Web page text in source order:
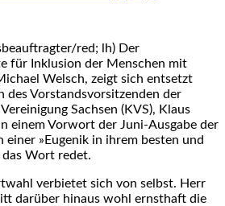
red; lh) Der
für Inklusion der Menschen mit
Welsch, zeigt sich entsetzt
des Vorstandsvorsitzenden der
Sachsen (KVS), Klaus
einem Vorwort der Juni-Ausgabe der
einer »Eugenik in ihrem besten und
das Wort redet.
verbietet sich von selbst. Herr
darüber hinaus wohl ernsthaft die